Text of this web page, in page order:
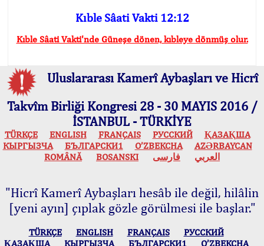
Kıble Sâati Vakti 12:12
Kıble Sâati Vakti'nde Güneşe dönen, kıbleye dönmüş olur.
Uluslararası Kamerî Aybaşları ve Hicrî
Takvîm Birliği Kongresi 28 - 30 MAYIS 2016 /
İSTANBUL - TÜRKİYE
TÜRKÇE ENGLISH FRANÇAIS РУССКИЙ
ҚАЗАҚША
КЫPГЫЗЧA
БЪЛГАРСКИ1 O’ZBEKCHA
AZӘRBAYCAN
ROMÂNĂ
BOSANSKI العربي فارسی
"Hicrî Kamerî Aybaşları hesâb ile değil, hilâlin
[yeni ayın] çıplak gözle görülmesi ile başlar."
TÜRKÇE ENGLISH FRANÇAIS
РУССКИЙ
ҚАЗАҚША
КЫPГЫЗЧA БЪЛГАРСКИ1 O’ZBEKCHA